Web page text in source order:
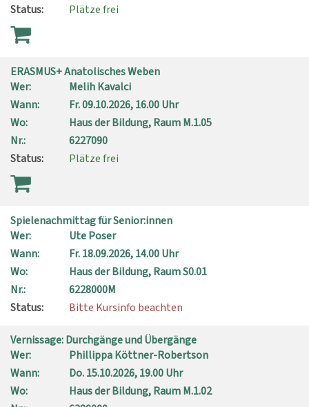
Status:
Plätze frei
ERASMUS+ Anatolisches Weben
Wer:
Melih Kavalci
Wann:
Fr.09.10.2026, 16.00 Uhr
Wo:
Haus der Bildung, Raum M.1.05
Nr.:
6227090
Status:
Plätze frei
Spielenachmittag für Senior:innen
Wer:
Ute Poser
Wann:
Fr.18.09.2026, 14.00 Uhr
Wo:
Haus der Bildung, Raum S0.01
Nr.:
6228000M
Status:
Bitte Kursinfo beachten
Vernissage: Durchgänge und Übergänge
Wer:
Phillippa Köttner-Robertson
Wann:
Do.15.10.2026, 19.00 Uhr
Wo:
Haus der Bildung, Raum M.1.02